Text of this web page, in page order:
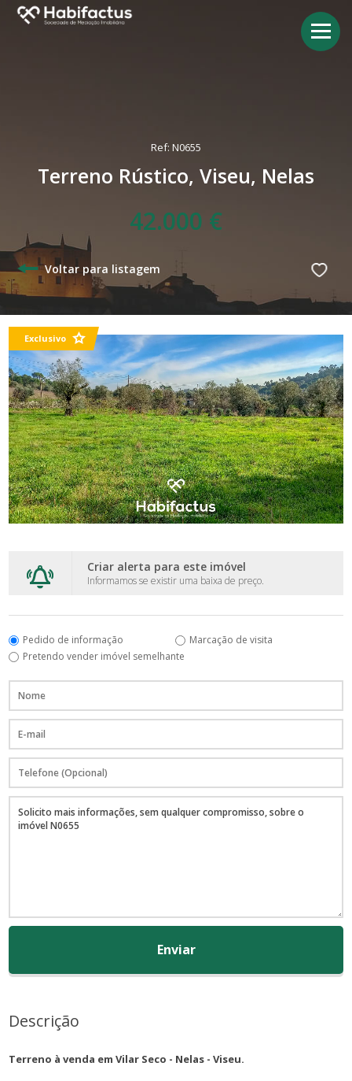
Ref: N0655
Terreno Rústico, Viseu, Nelas
42.000 €
Voltar para listagem
Exclusivo
Criar alerta para este imóvel
Informamos se existir uma baixa de preço.
Pedido de informação
Marcação de visita
Pretendo vender imóvel semelhante
Enviar
Descrição
Terreno à venda em Vilar Seco - Nelas - Viseu.